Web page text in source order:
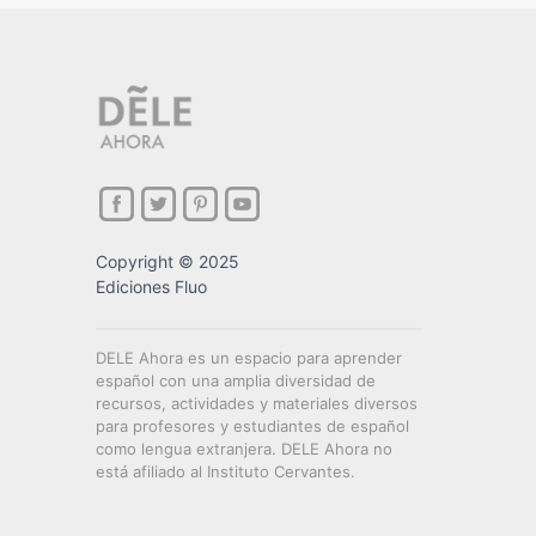
Copyright © 2025
Ediciones Fluo
DELE Ahora es un espacio para aprender
español con una amplia diversidad de
recursos, actividades y materiales diversos
para profesores y estudiantes de español
como lengua extranjera. DELE Ahora no
está afiliado al Instituto Cervantes.